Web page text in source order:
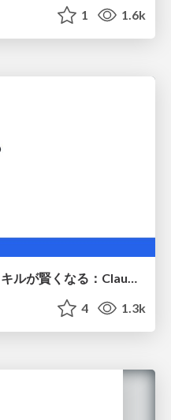
1 1.6k
修正PRを食べてレビュースキルが賢くなる：Claude Codeによる自己改善サイクル
4 1.3k